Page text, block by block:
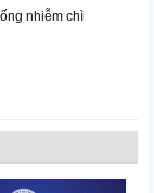
nhiễm chì